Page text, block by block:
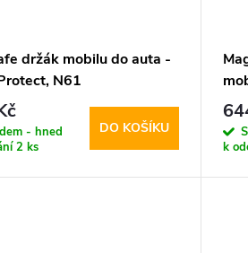
držák mobilu do auta -
N61
- hned
2 ks
DO KOŠÍKU
k